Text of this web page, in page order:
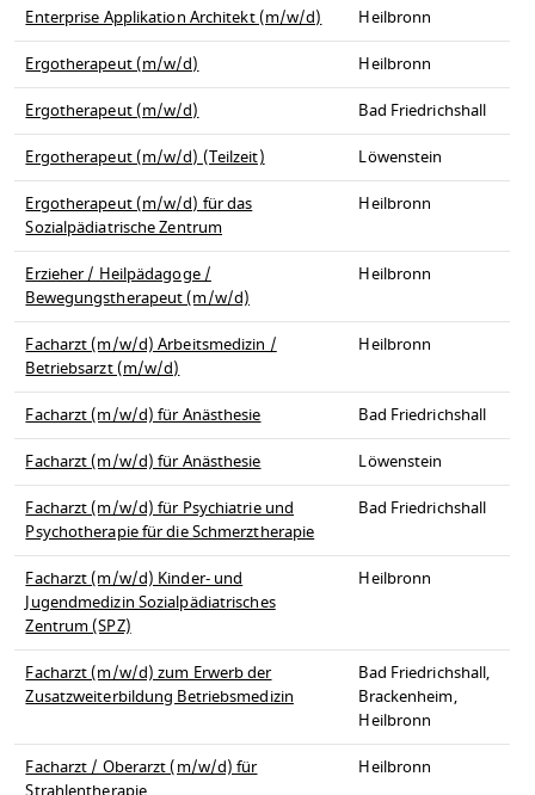
Enterprise Applikation Architekt (m/w/d)
Heilbronn
Ergotherapeut (m/w/d)
Heilbronn
Ergotherapeut (m/w/d)
Bad Friedrichshall
Ergotherapeut (m/w/d) (Teilzeit)
Löwenstein
Ergotherapeut (m/w/d) für das
Sozialpädiatrische Zentrum
Heilbronn
Erzieher / Heilpädagoge /
Bewegungstherapeut (m/w/d)
Heilbronn
Facharzt (m/w/d) Arbeitsmedizin /
Betriebsarzt (m/w/d)
Heilbronn
Facharzt (m/w/d) für Anästhesie
Bad Friedrichshall
Facharzt (m/w/d) für Anästhesie
Löwenstein
Facharzt (m/w/d) für Psychiatrie und
Psychotherapie für die Schmerztherapie
Bad Friedrichshall
Facharzt (m/w/d) Kinder- und
Jugendmedizin Sozialpädiatrisches
Zentrum (SPZ)
Heilbronn
Facharzt (m/w/d) zum Erwerb der
Zusatzweiterbildung Betriebsmedizin
Bad Friedrichshall,
Brackenheim,
Heilbronn
Facharzt / Oberarzt (m/w/d) für
Heilbronn